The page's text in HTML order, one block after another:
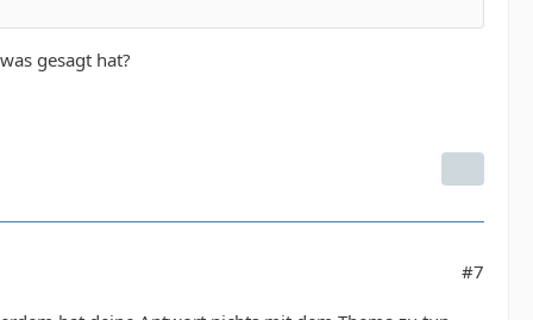
gesagt hat?
#7